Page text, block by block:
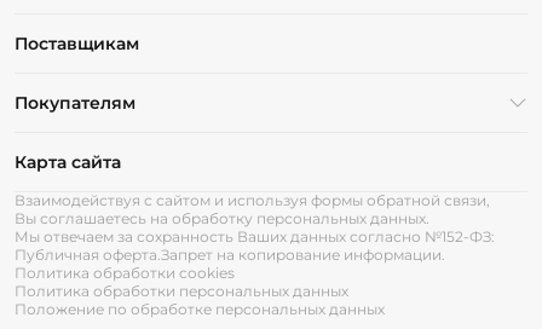
Поставщикам
Покупателям
Карта сайта
Взаимодействуя с сайтом и используя формы обратной связи,
Вы соглашаетесь на обработку персональных данных.
Мы отвечаем за сохранность Ваших данных согласно №152-ФЗ:
Публичная оферта.Запрет на копирование информации.
Политика обработки cookies
Политика обработки персональных данных
Положение по обработке персональных данных